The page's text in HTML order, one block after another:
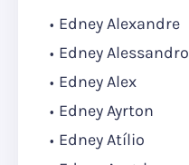
Edney Alexandre
Edney Alessandro
Edney Alex
Edney Ayrton
Edney Atílio